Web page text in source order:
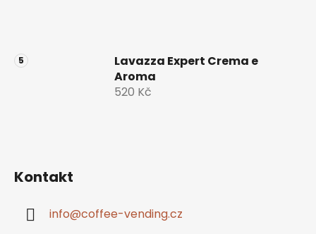
Lavazza Expert Crema e
Aroma
520 Kč
Kontakt
info@coffee-vending.cz